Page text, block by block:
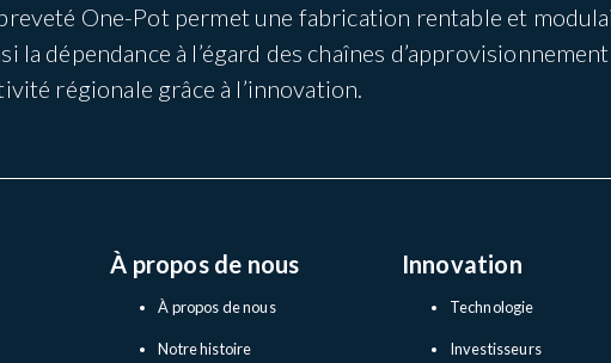
One-Pot permet une fabrication rentable et
dépendance à l’égard des chaînes
régionale grâce à l’innovation.
À propos de nous
À propos de nous
Notre histoire
Innovation
Technologie
Investisseurs